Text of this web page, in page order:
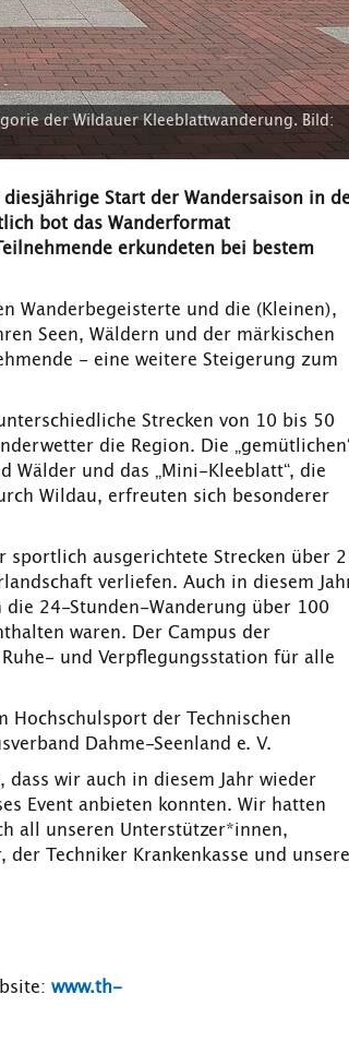
der Wildauer Kleeblattwanderung. Bild:
Start der Wandersaison in
bot das Wanderformat
erkundeten bei bestem
Wanderbegeisterte und die (Kleinen),
Seen, Wäldern und der märkischen
- eine weitere Steigerung zum
Strecken von 10 bis 50
die Region. Die
Wälder und das „Mini-Kleeblatt“, die
Wildau, erfreuten sich besonderer
sportlich ausgerichtete Strecken über
verliefen. Auch in diesem
24-Stunden-Wanderung über 100
waren. Der Campus der
und Verpflegungsstation für alle
Hochschulsport der Technischen
Dahme-Seenland e. V.
dass wir auch in diesem Jahr wieder
Event anbieten konnten. Wir hatten
all unseren Unterstützer*innen,
Techniker Krankenkasse und
www.th-